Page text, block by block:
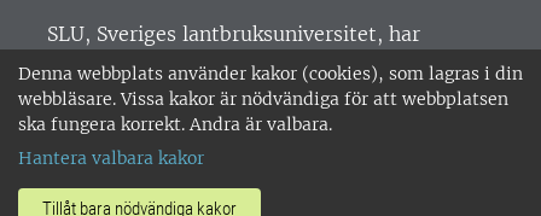
Denna webbplats använder kakor (cookies), som lagras i din
webbläsare. Vissa kakor är nödvändiga för att webbplatsen
ska fungera korrekt. Andra är valbara.
Hantera valbara kakor
Tillåt bara nödvändiga kakor
SLU, Sveriges lantbruksuniversitet, har
verksamhet över hela Sverige. Huvudorter är
Alnarp, Uppsala och Umeå.SLU är
miljöcertifierat enligt ISO 14001. •
018-67 10 00 • Org nr: 202100-2817 •
Om SLU:s webbplatser